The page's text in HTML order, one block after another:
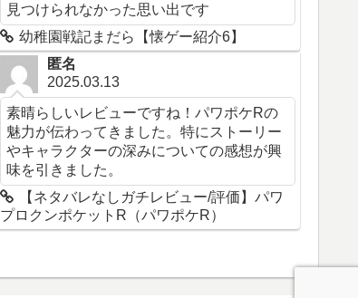
見つけられなかった思い出です
幼稚園戦記まだら【懐ゲー紹介6】
匿名
2025.03.13
素晴らしいレビューですね！パワポケRの
魅力が伝わってきました。特にストーリー
やキャラクターの深みについての感想が興
味を引きました。
【ネタバレなしガチレビュー/評価】パワ
プロクンポケットR（パワポケR）